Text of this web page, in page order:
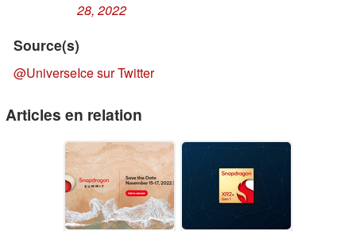
28, 2022
Source(s)
@UniverseIce sur Twitter
Articles en relation